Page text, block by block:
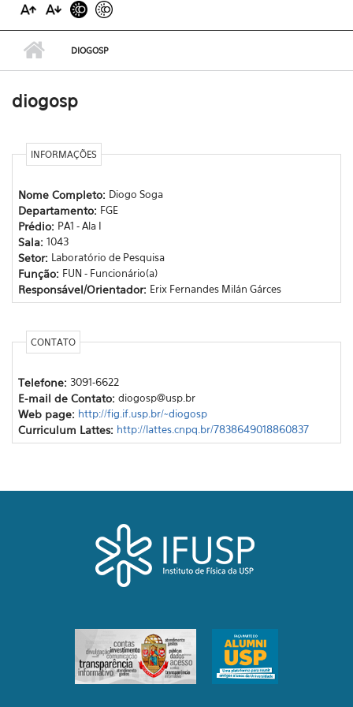
DIOGOSP
diogosp
INFORMAÇÕES
Nome Completo: Diogo Soga
Departamento: FGE
Prédio: PA1 - Ala I
Sala: 1043
Setor: Laboratório de Pesquisa
Função: FUN - Funcionário(a)
Responsável/Orientador: Erix Fernandes Milán Gárces
CONTATO
Telefone: 3091-6622
E-mail de Contato: diogosp@usp.br
Web page: http://fig.if.usp.br/~diogosp
Curriculum Lattes: http://lattes.cnpq.br/7838649018860837